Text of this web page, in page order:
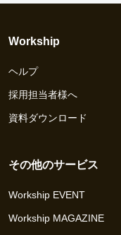
Workship
ヘルプ
採用担当者様へ
資料ダウンロード
その他のサービス
Workship EVENT
Workship MAGAZINE